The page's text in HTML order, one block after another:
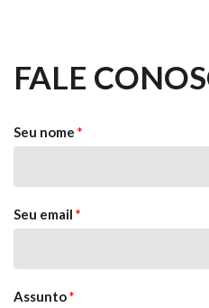
FALE
Seu nome *
Seu email *
Assunto*